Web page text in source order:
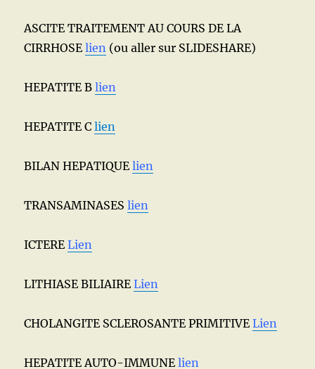
ASCITE TRAITEMENT AU COURS DE LA
CIRRHOSElien (ou aller sur SLIDESHARE)
HEPATITE Blien
HEPATITE Clien
BILAN HEPATIQUElien
TRANSAMINASESlien
ICTERELien
LITHIASE BILIAIRELien
CHOLANGITE SCLEROSANTE PRIMITIVELien
HEPATITE AUTO-IMMUNElien